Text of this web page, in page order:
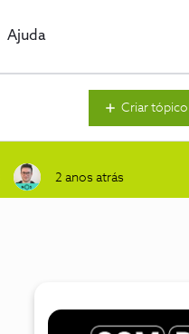
Ajuda
Criar tópico
2 anos atrás